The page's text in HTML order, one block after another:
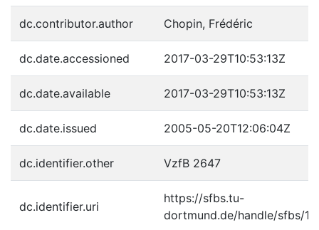
dc.contributor.author Chopin, Frédéric
dc.date.accessioned 2017-03-29T10:53:13Z
dc.date.available 2017-03-29T10:53:13Z
dc.date.issued 2005-05-20T12:06:04Z
dc.identifier.other VzfB 2647
dc.identifier.uri
https://sfbs.tu-
dortmund.de/handle/sfbs/